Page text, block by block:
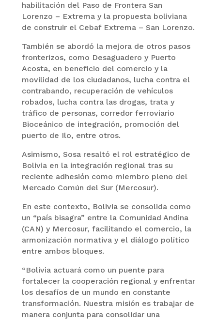
habilitación del Paso de Frontera San
Lorenzo – Extrema y la propuesta boliviana
de construir el Cebaf Extrema – San Lorenzo.
También se abordó la mejora de otros pasos
fronterizos, como Desaguadero y Puerto
Acosta, en beneficio del comercio y la
movilidad de los ciudadanos, lucha contra el
contrabando, recuperación de vehículos
robados, lucha contra las drogas, trata y
tráfico de personas, corredor ferroviario
Bioceánico de integración, promoción del
puerto de Ilo, entre otros.
Asimismo, Sosa resaltó el rol estratégico de
Bolivia en la integración regional tras su
reciente adhesión como miembro pleno del
Mercado Común del Sur (Mercosur).
En este contexto, Bolivia se consolida como
un “país bisagra” entre la Comunidad Andina
(CAN) y Mercosur, facilitando el comercio, la
armonización normativa y el diálogo político
entre ambos bloques.
“Bolivia actuará como un puente para
fortalecer la cooperación regional y enfrentar
los desafíos de un mundo en constante
transformación. Nuestra misión es trabajar de
manera conjunta para consolidar una